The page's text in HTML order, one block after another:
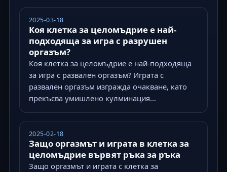
2025-03-18
Коя клетка за целомъдрие е най-
подходяща за игра с разрушен
оргазъм?
Коя клетка за целомъдрие е най-подходяща
за игра с развален оргазъм? Играта с
развален оргазъм изгражда очакване, като
прекъсва умишлено кулминация...
2025-02-18
Защо оргазмът и играта в клетка за
целомъдрие вървят ръка за ръка
Защо оргазмът и играта с клетка за